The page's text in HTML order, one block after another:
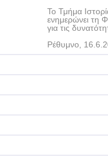
Το Τμήμα
ενημερώνει τη
για τις
Ρέθυμνο,